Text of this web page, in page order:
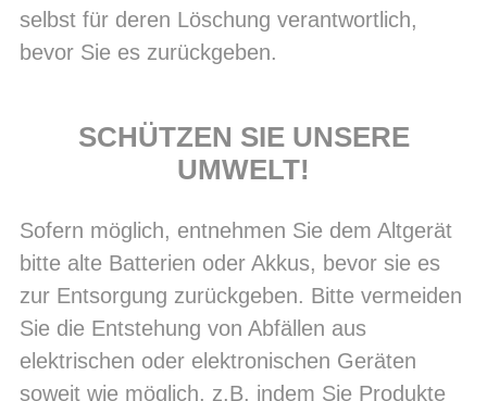
selbst für deren Löschung verantwortlich,
bevor Sie es zurückgeben.
SCHÜTZEN SIE UNSERE
UMWELT!
Sofern möglich, entnehmen Sie dem Altgerät
bitte alte Batterien oder Akkus, bevor sie es
zur Entsorgung zurückgeben. Bitte vermeiden
Sie die Entstehung von Abfällen aus
elektrischen oder elektronischen Geräten
soweit wie möglich, z.B. indem Sie Produkte